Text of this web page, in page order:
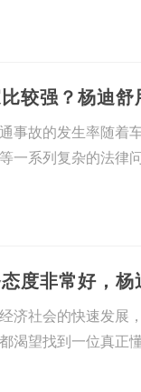
较强？杨迪舒
事故的发生率随
一系列复杂的法律
度非常好，
济社会的快速发
渴望找到一位真正